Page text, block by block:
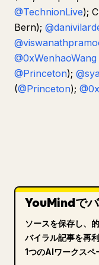
@TechnionLive);
Bern);
@0xWenhaoWang
@Princeton);
(@Princeton);
YouMindで
ソースを保存し、
バイラル記事を再
1つのAIワークスペ